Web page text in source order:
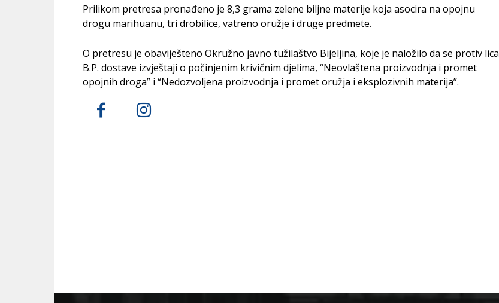
Prilikom pretresa pronađeno je 8,3 grama zelene biljne materije koja asocira na opojnu
drogu marihuanu, tri drobilice, vatreno oružje i druge predmete.
O pretresu je obaviješteno Okružno javno tužilaštvo Bijeljina, koje je naložilo da se protiv lica
B.P. dostave izvještaji o počinjenim krivičnim djelima, “Neovlaštena proizvodnja i promet
opojnih droga” i “Nedozvoljena proizvodnja i promet oružja i eksplozivnih materija”.